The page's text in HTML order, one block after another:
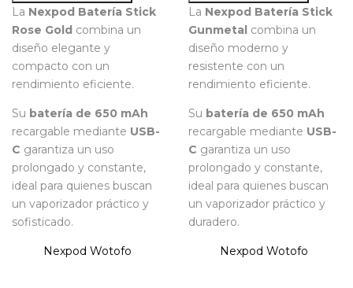
La Nexpod Batería Stick
Rose Gold combina un
diseño elegante y
compacto con un
rendimiento eficiente.
Su batería de 650 mAh
recargable mediante USB-
C garantiza un uso
prolongado y constante,
ideal para quienes buscan
un vaporizador práctico y
sofisticado.
Nexpod Wotofo
La Nexpod Batería Stick
Gunmetal combina un
diseño moderno y
resistente con un
rendimiento eficiente.
Su batería de 650 mAh
recargable mediante USB-
C garantiza un uso
prolongado y constante,
ideal para quienes buscan
un vaporizador práctico y
duradero.
Nexpod Wotofo